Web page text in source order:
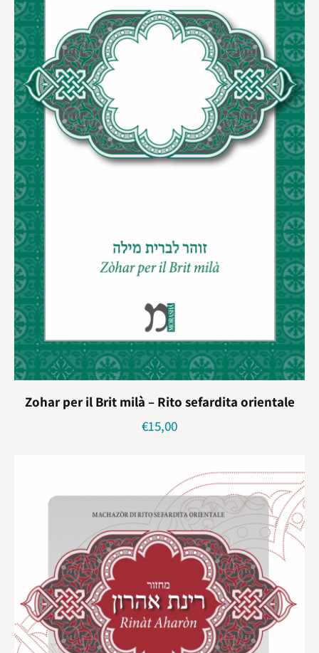
Zohar per il Brit milà – Rito sefardita orientale
€15,00